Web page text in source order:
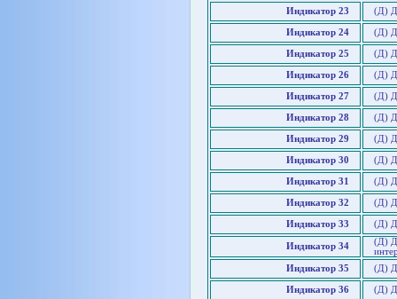
Индикатор 23
(Д)
Индикатор 24 (Д)
Индикатор 25 (Д)
Индикатор 26 (Д)
Индикатор 27 (Д)
Индикатор 28 (Д)
Индикатор 29 (Д)
Индикатор 30 (Д)
Индикатор 31 (Д)
Индикатор 32 (Д)
Индикатор 33 (Д)
Индикатор 34
(Д)
Индикатор 35
(Д)
Индикатор 36 (Д)